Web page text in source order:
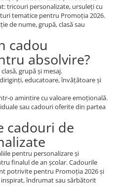
tricouri personalizate, ursuleți cu
tematice pentru Promoția 2026.
de nume, grupă, clasă sau
cadou
absolvire?
grupă și mesaj.
educatoare, învățătoare și
o amintire cu valoare emoțională.
sau cadouri oferite din partea
cadouri de
pentru personalizare și
finalul de an școlar. Cadourile
potrivite pentru Promoția 2026 și
îndrumat sau sărbătorit